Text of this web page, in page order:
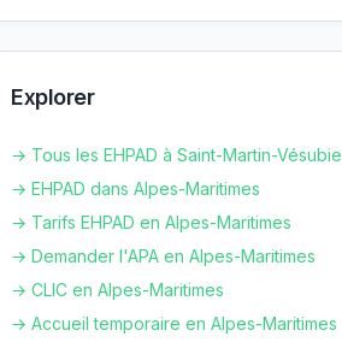
Explorer
→ Tous les EHPAD à Saint-Martin-Vésubie
→ EHPAD dans Alpes-Maritimes
→ Tarifs EHPAD en Alpes-Maritimes
→ Demander l'APA en Alpes-Maritimes
→ CLIC en Alpes-Maritimes
→ Accueil temporaire en Alpes-Maritimes